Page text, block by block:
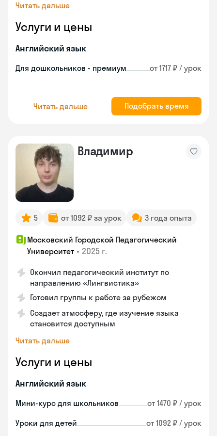
Читать дальше
Услуги и цены
Английский язык
Для дошкольников - премиум от 1717 ₽ / урок
Читать дальше Подобрать время
Владимир
5 от 1092 ₽ за урок 3 года опыта
Московский Городской Педагогический
Университет • 2025 г.
Окончил педагогический институт по
направлению «Лингвистика»
Готовил группы к работе за рубежом
Создает атмосферу, где изучение языка
становится доступным
Читать дальше
Услуги и цены
Английский язык
Мини-курс для школьников от 1470 ₽ / урок
Уроки для детей от 1092 ₽ / урок